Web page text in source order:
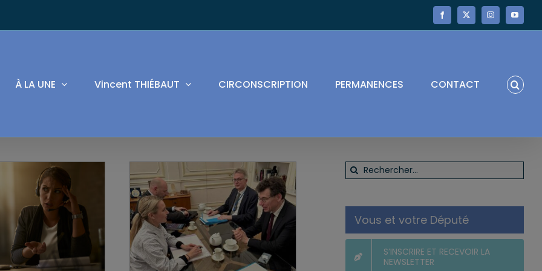
Facebook
X InstagramYouTube
À LA UNE Vincent THIÉBAUT CIRCONSCRIPTION PERMANENCES CONTACT
Rechercher:
Vous et votre Député
S’INSCRIRE ET RECEVOIR LA
NEWSLETTER